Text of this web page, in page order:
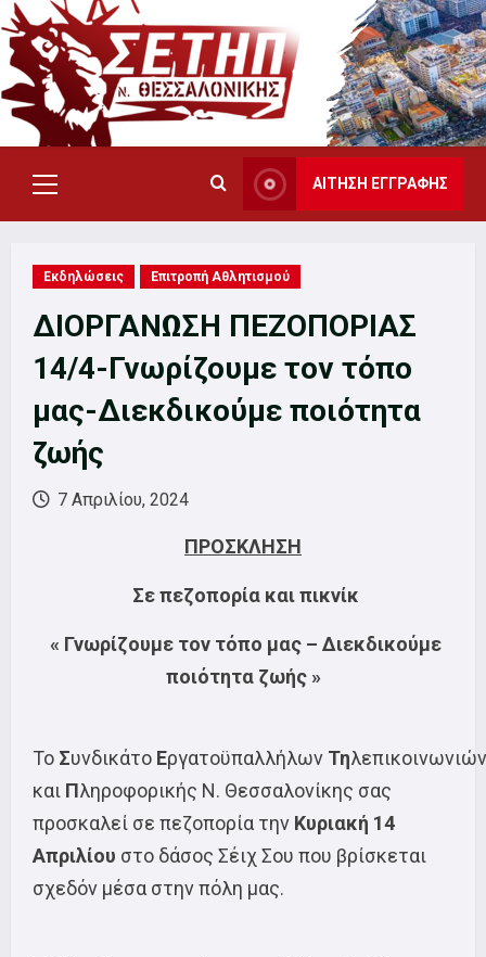
Skip
to
content
Primary
Menu
ΑΙΤΗΣΗ ΕΓΓΡΑΦΗΣ
Εκδηλώσεις Επιτροπή Αθλητισμού
ΔΙΟΡΓΑΝΩΣΗ ΠΕΖΟΠΟΡΙΑΣ
14/4-Γνωρίζουμε τον τόπο
μας-Διεκδικούμε ποιότητα
ζωής
7 Απριλίου, 2024
ΠΡΟΣΚΛΗΣΗ
Σε πεζοπορία και πικνίκ
« Γνωρίζουμε τον τόπο μας – Διεκδικούμε
ποιότητα ζωής »
Το Συνδικάτο Εργατοϋπαλλήλων Τηλεπικοινωνιών
και Πληροφορικής Ν. Θεσσαλονίκης σας
προσκαλεί σε πεζοπορία την Κυριακή 14
Απριλίου στο δάσος Σέιχ Σου που βρίσκεται
σχεδόν μέσα στην πόλη μας.